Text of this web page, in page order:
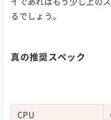
イであればもう少し上の
るでしょう。
真の推奨スペック
CPU